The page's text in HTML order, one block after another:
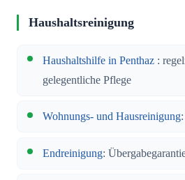
Haushaltsreinigung
Haushaltshilfe in Penthaz :
gelegentliche Pflege
Wohnungs- und Hausreinigung
Endreinigung: